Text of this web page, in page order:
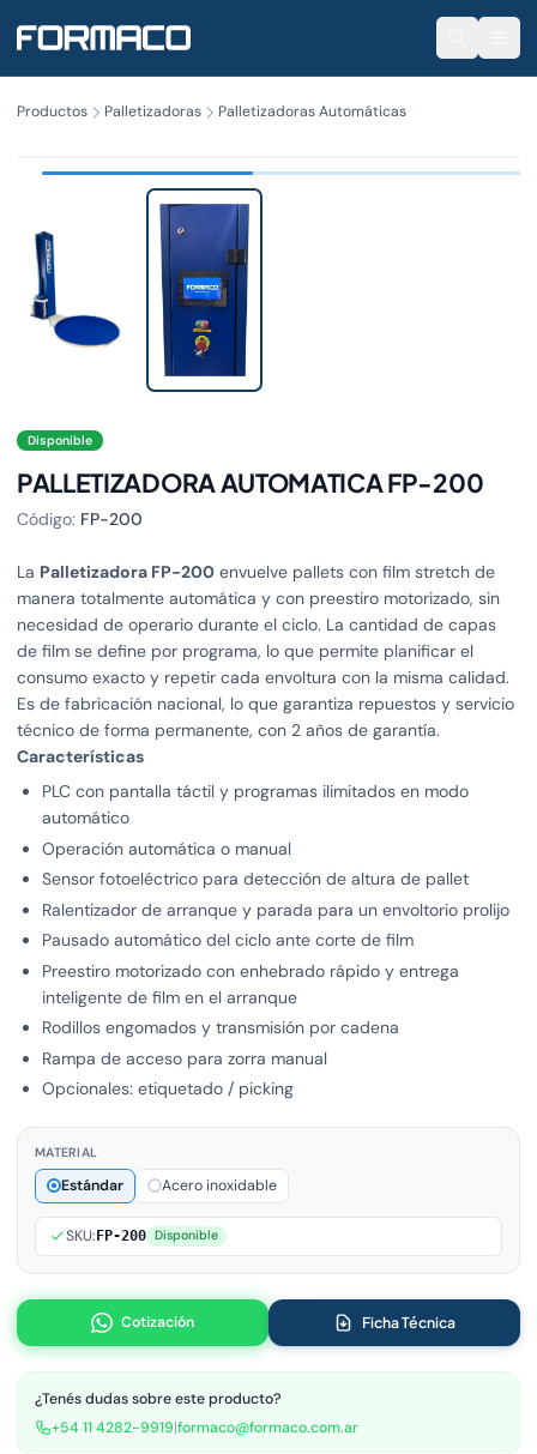
Productos Palletizadoras Palletizadoras Automáticas
Disponible
PALLETIZADORA AUTOMATICA FP-200
Código: FP-200
La Palletizadora FP-200 envuelve pallets con film stretch de
manera totalmente automática y con preestiro motorizado, sin
necesidad de operario durante el ciclo. La cantidad de capas
de film se define por programa, lo que permite planificar el
consumo exacto y repetir cada envoltura con la misma calidad.
Es de fabricación nacional, lo que garantiza repuestos y servicio
técnico de forma permanente, con 2 años de garantía.
Características
PLC con pantalla táctil y programas ilimitados en modo
automático
Operación automática o manual
Sensor fotoeléctrico para detección de altura de pallet
Ralentizador de arranque y parada para un envoltorio prolijo
Pausado automático del ciclo ante corte de film
Preestiro motorizado con enhebrado rápido y entrega
inteligente de film en el arranque
Rodillos engomados y transmisión por cadena
Rampa de acceso para zorra manual
Opcionales: etiquetado / picking
MATERIAL
Estándar Acero inoxidable
SKU:FP-200 Disponible
Cotización Ficha Técnica
¿Tenés dudas sobre este producto?
+54 11 4282-9919|formaco@formaco.com.ar